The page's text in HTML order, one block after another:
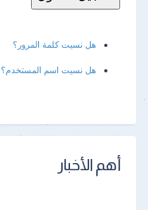
هل نسيت كلمة المرور؟
هل نسيت اسم المستخدم؟
أهم الأخبار